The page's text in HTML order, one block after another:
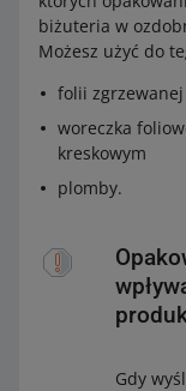
biżuteria w
Możesz użyć do
folii zgrzewanej
woreczka
kreskowym
plomby.
Gdy